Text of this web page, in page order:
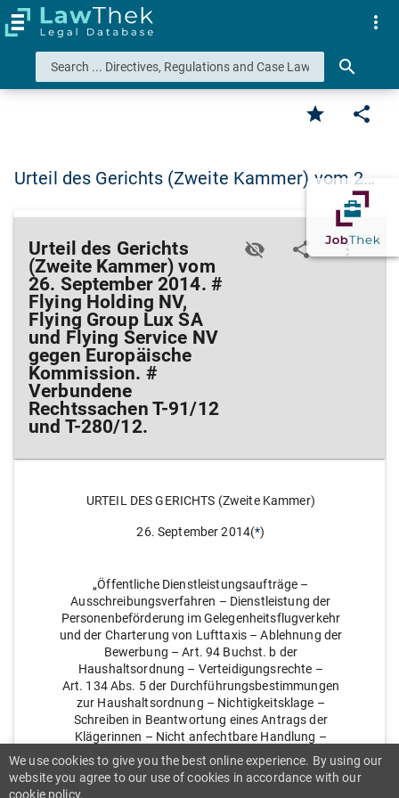
search
more_vert
star share
Urteil des Gerichts (Zweite Kammer) vom 2…
Urteil des Gerichts
(Zweite Kammer) vom
26. September 2014. #
Flying Holding NV,
Flying Group Lux SA
und Flying Service NV
gegen Europäische
Kommission. #
Verbundene
Rechtssachen T-91/12
und T-280/12.
visibility_off share more_vert
URTEIL DES GERICHTS (Zweite Kammer)
26. September 2014(*)
„Öffentliche Dienstleistungsaufträge –
Ausschreibungsverfahren – Dienstleistung der
Personenbeförderung im Gelegenheitsflugverkehr
und der Charterung von Lufttaxis – Ablehnung der
Bewerbung – Art. 94 Buchst. b der
Haushaltsordnung – Verteidigungsrechte –
Art. 134 Abs. 5 der Durchführungsbestimmungen
zur Haushaltsordnung – Nichtigkeitsklage –
Schreiben in Beantwortung eines Antrags der
Klägerinnen – Nicht anfechtbare Handlung –
Zuschlagsbeschluss – Fehlende unmittelbare
Betroffenheit – Unzulässigkeit – Außervertragliche
We use cookies to give you the best online experience. By using our
website you agree to our use of cookies in accordance with our
cookie policy.